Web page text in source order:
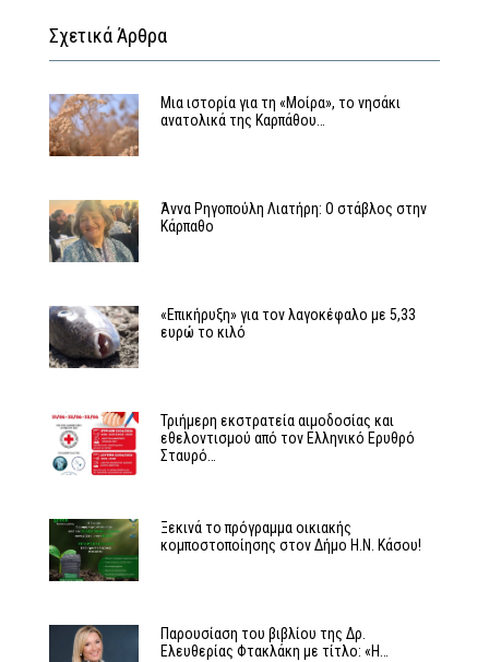
Σχετικά Άρθρα
Μια ιστορία για τη «Μοίρα», το νησάκι
ανατολικά της Καρπάθου…
Άννα Ρηγοπούλη Λιατήρη: Ο στάβλος στην
Κάρπαθο
«Επικήρυξη» για τον λαγοκέφαλο με 5,33
ευρώ το κιλό
Τριήμερη εκστρατεία αιμοδοσίας και
εθελοντισμού από τον Ελληνικό Ερυθρό
Σταυρό…
Ξεκινά το πρόγραμμα οικιακής
κομποστοποίησης στον Δήμο Η.Ν. Κάσου!
Παρουσίαση του βιβλίου της Δρ.
Ελευθερίας Φτακλάκη με τίτλο: «Η…